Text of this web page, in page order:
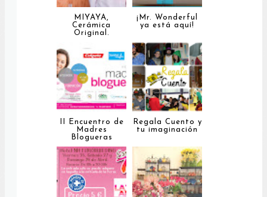
MIYAYA,
Cerámica
Original.
¡Mr. Wonderful
ya está aquí!
II Encuentro de
Madres
Blogueras
Regala Cuento y
tu imaginación